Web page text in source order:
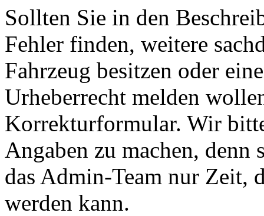
Sollten Sie in den
Fehler finden, weitere
Fahrzeug besitzen oder
Urheberrecht melden
Korrekturformular. Wir
Angaben zu machen,
das Admin-Team nur Zeit,
werden kann.